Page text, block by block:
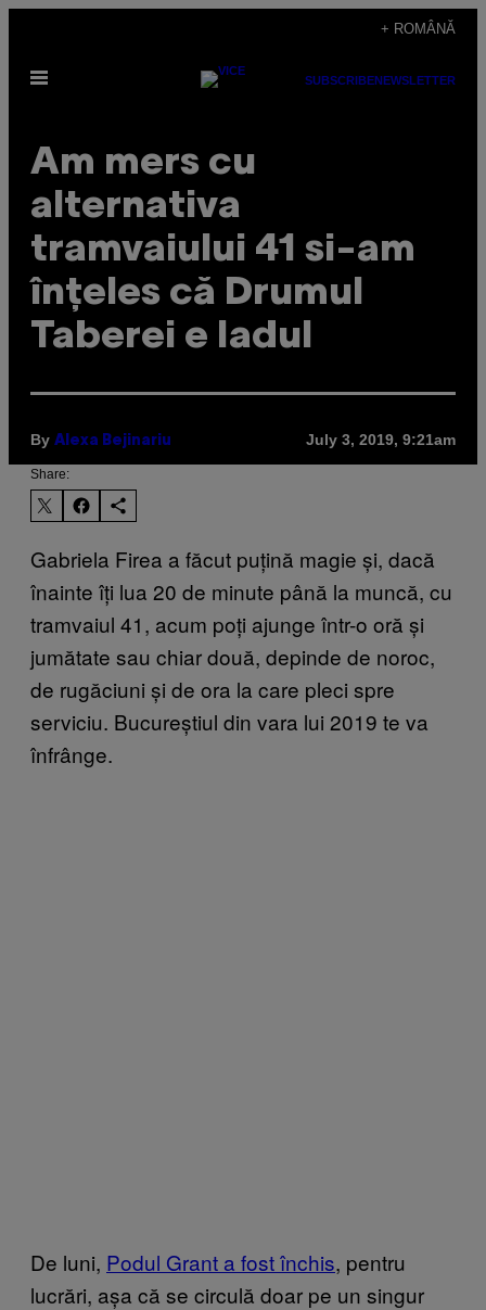
content
+ ROMÂNĂ
Open
SUBSCRIBENEWSLETTER
Am mers cu
alternativa
tramvaiului 41 si-am
înțeles că Drumul
Taberei e Iadul
By Alexa Bejinariu July 3, 2019, 9:21am
Share:
Gabriela Firea a făcut puțină magie și, dacă
înainte îți lua 20 de minute până la muncă, cu
tramvaiul 41, acum poți ajunge într-o oră și
jumătate sau chiar două, depinde de noroc,
de rugăciuni și de ora la care pleci spre
serviciu. Bucureștiul din vara lui 2019 te va
înfrânge.
De luni, Podul Grant a fost închis, pentru
lucrări, așa că se circulă doar pe un singur